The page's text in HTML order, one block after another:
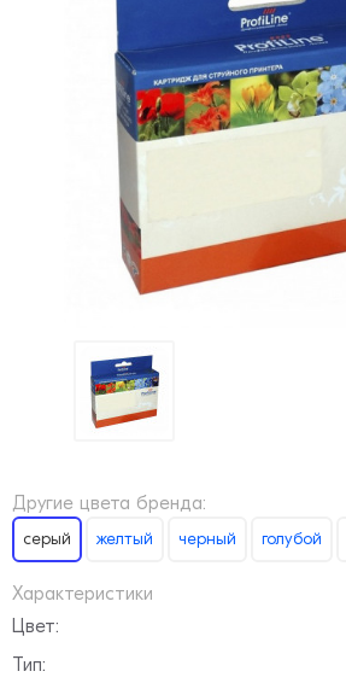
Другие цвета бренда:
серый желтый черный голубой
Характеристики
Цвет:
Тип: